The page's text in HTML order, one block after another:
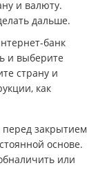
и валюту.
дальше.
банк
и выберите
страну и
как
перед закрытием
основе.
или